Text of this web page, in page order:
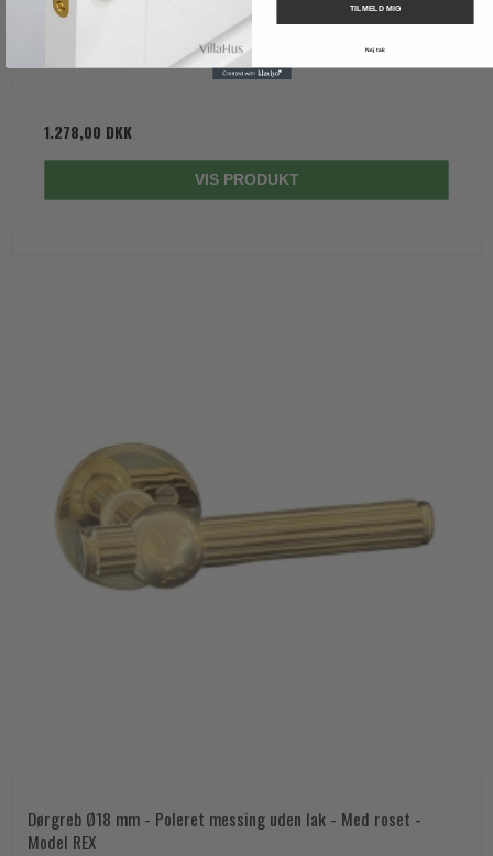
Dørgreb - Messing uden lak - Roset og Nøgleskilte - Model
1.278,00 DKK
VIS PRODUKT
Dørgreb Ø18 mm - Poleret messing uden lak - Med roset -
Model REX
TILMELD MIG
Nej tak